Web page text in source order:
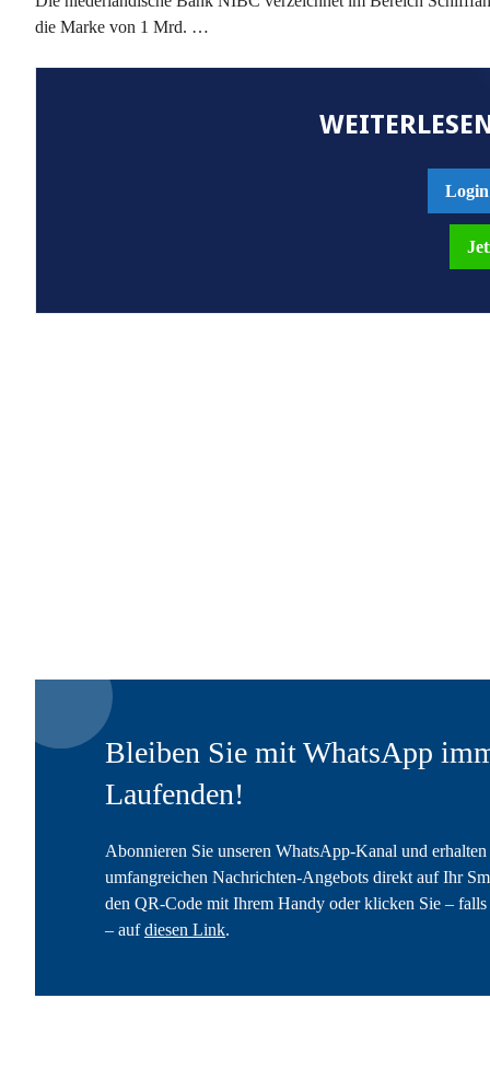
die Marke von 1 Mrd. …
Login
Bleiben Sie mit WhatsApp
Laufenden!
Abonnieren Sie unseren WhatsApp-Kanal und
umfangreichen Nachrichten-Angebots direkt auf Ihr
den QR-Code mit Ihrem Handy oder klicken Sie –
– aufdiesen Link.